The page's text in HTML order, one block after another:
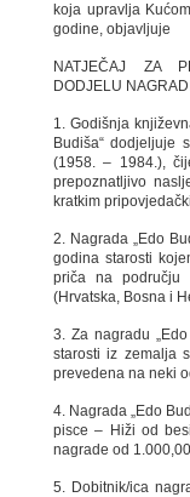
koja upravlja
godine, objavljuje
NATJEČAJ ZA
DODJELU
1. Godišnja
Budiša“ dodjeljuje
(1958. – 1984.),
prepoznatljivo
kratkim
2. Nagrada „Edo
godina starosti
priča na području
(Hrvatska, Bosna i
3. Za nagradu
starosti iz zemalja
prevedena na neki
4. Nagrada „Edo
pisce – Hiži od
nagrade od
5. Dobitnik/ica